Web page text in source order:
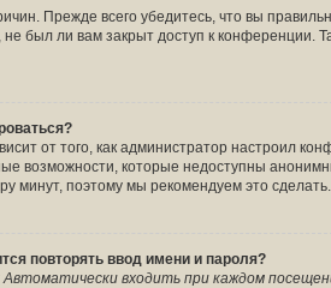
Прежде всего убедитесь, что вы
был ли вам закрыт доступ к
от того, как администратор настроил
возможности, которые недоступны
минут, поэтому мы рекомендуем это сделать.
повторять ввод имени и пароля?
Автоматически входить при каждом